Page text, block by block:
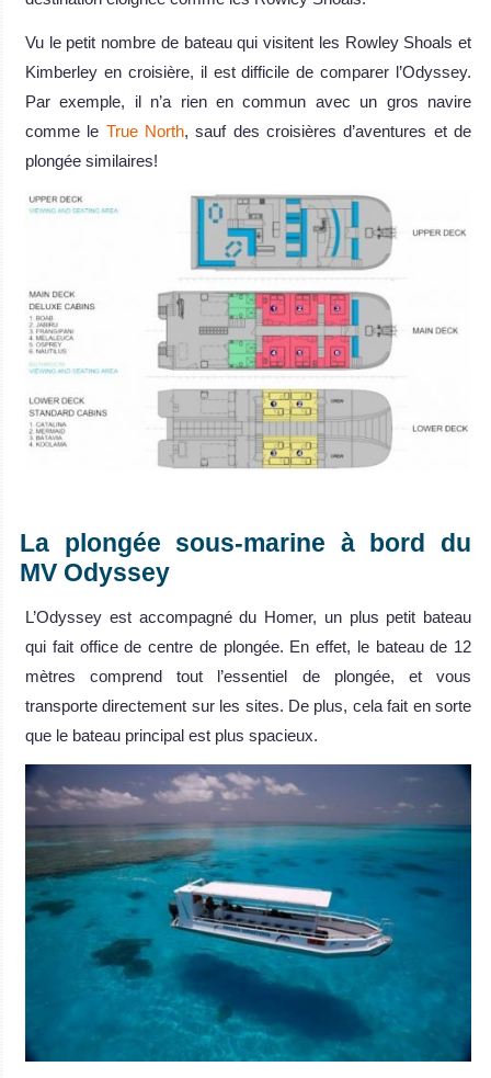
Vu le petit nombre de bateau qui visitent les Rowley Shoals et
Kimberley en croisière, il est difficile de comparer l’Odyssey.
Par exemple, il n’a rien en commun avec un gros navire
comme le True North, sauf des croisières d’aventures et de
plongée similaires!
La plongée sous-marine à bord du
MV Odyssey
L’Odyssey est accompagné du Homer, un plus petit bateau
qui fait office de centre de plongée. En effet, le bateau de 12
mètres comprend tout l’essentiel de plongée, et vous
transporte directement sur les sites. De plus, cela fait en sorte
que le bateau principal est plus spacieux.